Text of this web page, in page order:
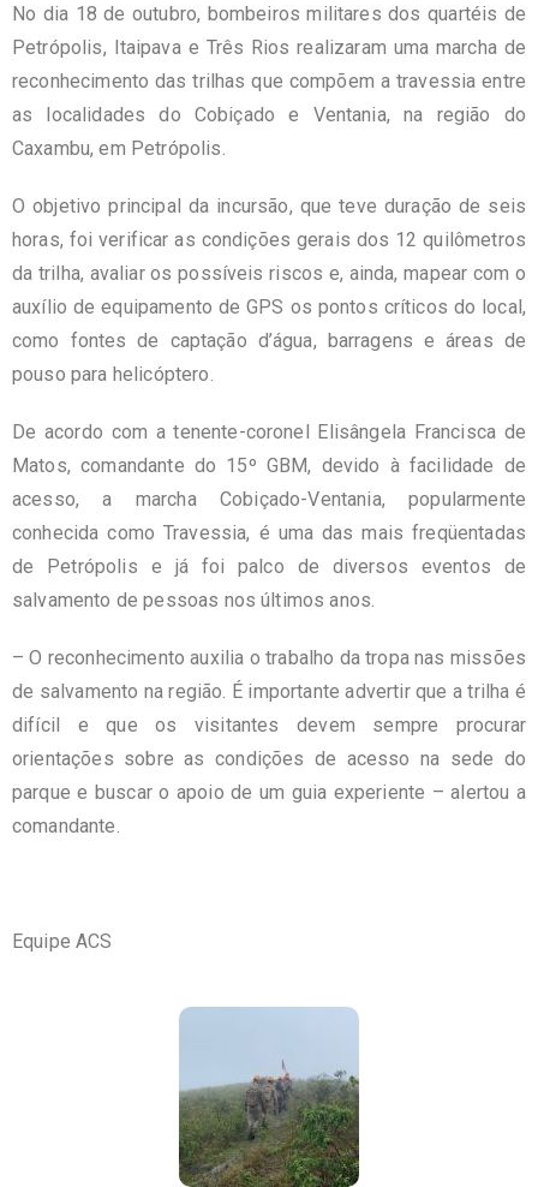
No dia 18 de outubro, bombeiros militares dos quartéis de
Petrópolis, Itaipava e Três Rios realizaram uma marcha de
reconhecimento das trilhas que compõem a travessia entre
as localidades do Cobiçado e Ventania, na região do
Caxambu, em Petrópolis.
O objetivo principal da incursão, que teve duração de seis
horas, foi verificar as condições gerais dos 12 quilômetros
da trilha, avaliar os possíveis riscos e, ainda, mapear com o
auxílio de equipamento de GPS os pontos críticos do local,
como fontes de captação d’água, barragens e áreas de
pouso para helicóptero.
De acordo com a tenente-coronel Elisângela Francisca de
Matos, comandante do 15º GBM, devido à facilidade de
acesso, a marcha Cobiçado-Ventania, popularmente
conhecida como Travessia, é uma das mais freqüentadas
de Petrópolis e já foi palco de diversos eventos de
salvamento de pessoas nos últimos anos.
– O reconhecimento auxilia o trabalho da tropa nas missões
de salvamento na região. É importante advertir que a trilha é
difícil e que os visitantes devem sempre procurar
orientações sobre as condições de acesso na sede do
parque e buscar o apoio de um guia experiente – alertou a
comandante.
Equipe ACS